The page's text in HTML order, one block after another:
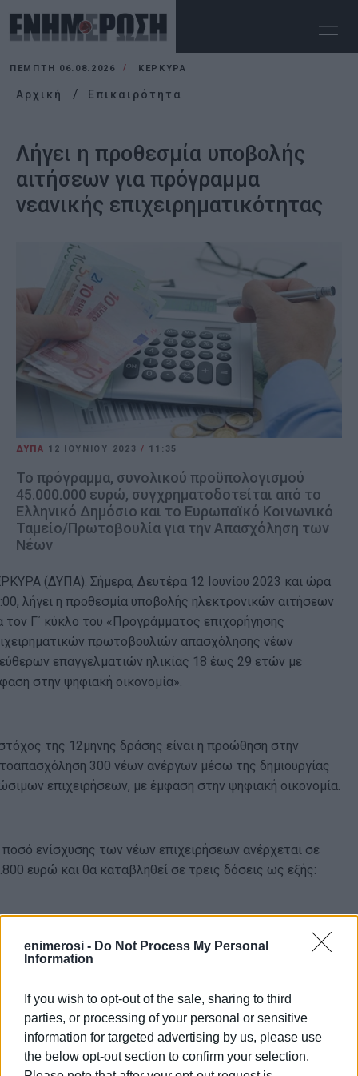
enimerosi - Do Not Process My Personal
Information
If you wish to opt-out of the sale, sharing to third
parties, or processing of your personal or sensitive
information for targeted advertising by us, please use
the below opt-out section to confirm your selection.
ΠΈΜΠΤΗ 06.08.2026 ΚΕΡΚΥΡΑ
Αρχική Επικαιρότητα
Λήγει η προθεσμία υποβολής
αιτήσεων για πρόγραμμα
νεανικής επιχειρηματικότητας
ΔΥΠΑ 12 ΙΟΥΝΊΟΥ 2023/ 11:35
Το πρόγραμμα, συνολικού προϋπολογισμού
45.000.000 ευρώ, συγχρηματοδοτείται από το
Ελληνικό Δημόσιο και το Ευρωπαϊκό Κοινωνικό
Ταμείο/Πρωτοβουλία για την Απασχόληση των
Νέων
(ΔΥΠΑ). Σήμερα, Δευτέρα 12 Ιουνίου 2023 και ώρα
λήγει η προθεσμία υποβολής ηλεκτρονικών αιτήσεων
τον Γ΄ κύκλο του «Προγράμματος επιχορήγησης
πρωτοβουλιών απασχόλησης νέων
επαγγελματιών ηλικίας 18 έως 29 ετών με
στην ψηφιακή οικονομία».
της 12μηνης δράσης είναι η προώθηση στην
300 νέων ανέργων μέσω της δημιουργίας
επιχειρήσεων, με έμφαση στην ψηφιακή οικονομία.
ποσό ενίσχυσης των νέων επιχειρήσεων ανέρχεται σε
ευρώ και θα καταβληθεί σε τρεις δόσεις ως εξής:
1η δόση 4.000 ευρώ, μετά την έναρξη δραστηριότητας
στη ΔΟΥ
την έναρξη της επιχείρησης
3η δόση 5.400 ευρώ, μετά τη λήξη του β’ εξαμήνου από
την έναρξη της επιχείρησης.